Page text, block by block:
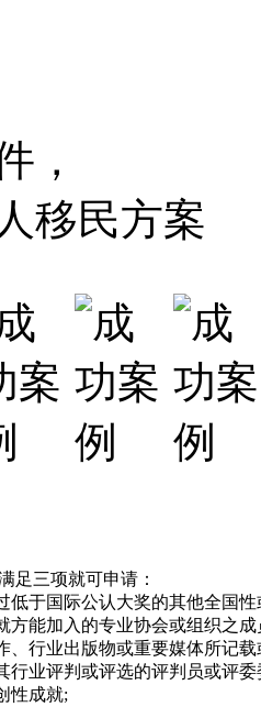
，
移民方案
足三项就可申请：
低于国际公认大奖的其他全国
方能加入的专业协会或组织之成
、行业出版物或重要媒体所记载
行业评判或评选的评判员或评委
性成就;